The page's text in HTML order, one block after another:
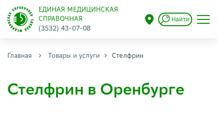
ЕДИНАЯ МЕДИЦИНСКАЯ
СПРАВОЧНАЯ
(3532) 43-07-08
Найти
Главная Товары и услуги Стелфрин
Стелфрин в Оренбурге